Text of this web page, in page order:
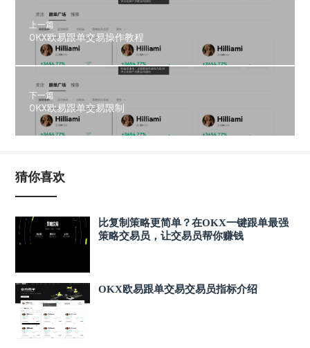
上一篇
OKX欧易跟单交易操作教程
下一篇
OKX欧易跟单交易限制
猜你喜欢
比复制策略更简单？在OKX一键跟单最强
策略交易员，让交易员帮你赚钱
OKX欧易跟单交易交易员指标介绍